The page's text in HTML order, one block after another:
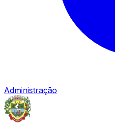
Administração